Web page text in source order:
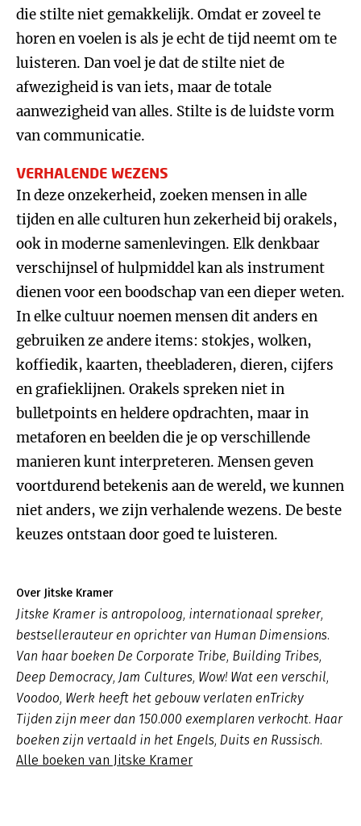
die stilte niet gemakkelijk. Omdat er zoveel te
horen en voelen is als je echt de tijd neemt om te
luisteren. Dan voel je dat de stilte niet de
afwezigheid is van iets, maar de totale
aanwezigheid van alles. Stilte is de luidste vorm
van communicatie.
VERHALENDE WEZENS
In deze onzekerheid, zoeken mensen in alle
tijden en alle culturen hun zekerheid bij orakels,
ook in moderne samenlevingen. Elk denkbaar
verschijnsel of hulpmiddel kan als instrument
dienen voor een boodschap van een dieper weten.
In elke cultuur noemen mensen dit anders en
gebruiken ze andere items: stokjes, wolken,
koffiedik, kaarten, theebladeren, dieren, cijfers
en grafieklijnen. Orakels spreken niet in
bulletpoints en heldere opdrachten, maar in
metaforen en beelden die je op verschillende
manieren kunt interpreteren. Mensen geven
voortdurend betekenis aan de wereld, we kunnen
niet anders, we zijn verhalende wezens. De beste
keuzes ontstaan door goed te luisteren.
Over Jitske Kramer
Jitske Kramer is antropoloog, internationaal spreker,
bestsellerauteur en oprichter van Human Dimensions.
Van haar boeken De Corporate Tribe, Building Tribes,
Deep Democracy, Jam Cultures, Wow! Wat een verschil,
Voodoo, Werk heeft het gebouw verlaten enTricky
Tijden zijn meer dan 150.000 exemplaren verkocht. Haar
boeken zijn vertaald in het Engels, Duits en Russisch.
Alle boeken van Jitske Kramer